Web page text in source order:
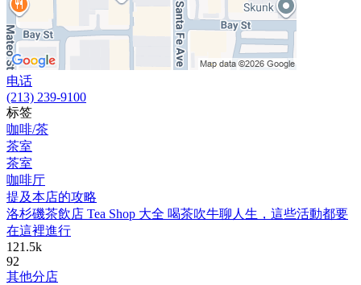
电话
(213) 239-9100
标签
咖啡/茶
茶室
茶室
咖啡厅
提及本店的攻略
洛杉磯茶飲店 Tea Shop 大全 喝茶吹牛聊人生，這些活動都要
在這裡進行
121.5k
92
其他分店